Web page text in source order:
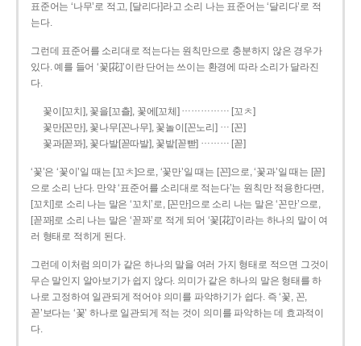
표준어는 ‘나무’로 적고, [달리다]라고 소리 나는 표준어는 ‘달리다’로 적
는다.
그런데 표준어를 소리대로 적는다는 원칙만으로 충분하지 않은 경우가
있다. 예를 들어 ‘꽃[花]’이란 단어는 쓰이는 환경에 따라 소리가 달라진
다.
꽃이[꼬치], 꽃을[꼬츨], 꽃에[꼬체] …………… [꼬ㅊ]
꽃만[꼰만], 꽃나무[꼰나무], 꽃놀이[꼰노리] … [꼰]
꽃과[꼳꽈], 꽃다발[꼳따발], 꽃밭[꼳빧] ……… [꼳]
‘꽃’은 ‘꽃이’일 때는 [꼬ㅊ]으로, ‘꽃만’일 때는 [꼰]으로, ‘꽃과’일 때는 [꼳]
으로 소리 난다. 만약 ‘표준어를 소리대로 적는다’는 원칙만 적용한다면,
[꼬치]로 소리 나는 말은 ‘꼬치’로, [꼰만]으로 소리 나는 말은 ‘꼰만’으로,
[꼳꽈]로 소리 나는 말은 ‘꼳꽈’로 적게 되어 ‘꽃[花]’이라는 하나의 말이 여
러 형태로 적히게 된다.
그런데 이처럼 의미가 같은 하나의 말을 여러 가지 형태로 적으면 그것이
무슨 말인지 알아보기가 쉽지 않다. 의미가 같은 하나의 말은 형태를 하
나로 고정하여 일관되게 적어야 의미를 파악하기가 쉽다. 즉 ‘꽃, 꼰,
꼳’보다는 ‘꽃’ 하나로 일관되게 적는 것이 의미를 파악하는 데 효과적이
다.